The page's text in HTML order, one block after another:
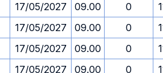
17/05/2027 09.00 0
17/05/2027 09.00 0
17/05/2027 09.00 0
17/05/2027 09.00 0